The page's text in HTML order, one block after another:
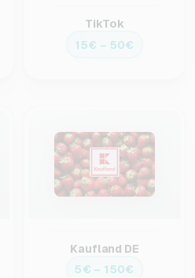
TikTok
15€ – 50€
Kaufland DE
5€ – 150€